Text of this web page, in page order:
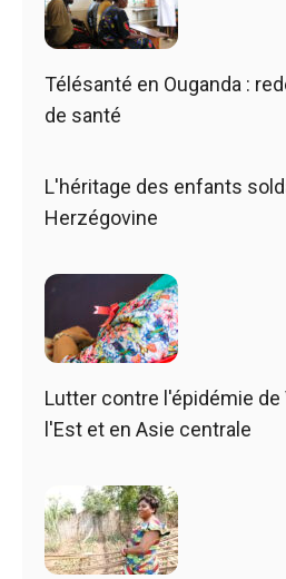
Télésanté en Ouganda :
de santé
L'héritage des enfants
Herzégovine
Lutter contre l'épidémie de
l'Est et en Asie centrale